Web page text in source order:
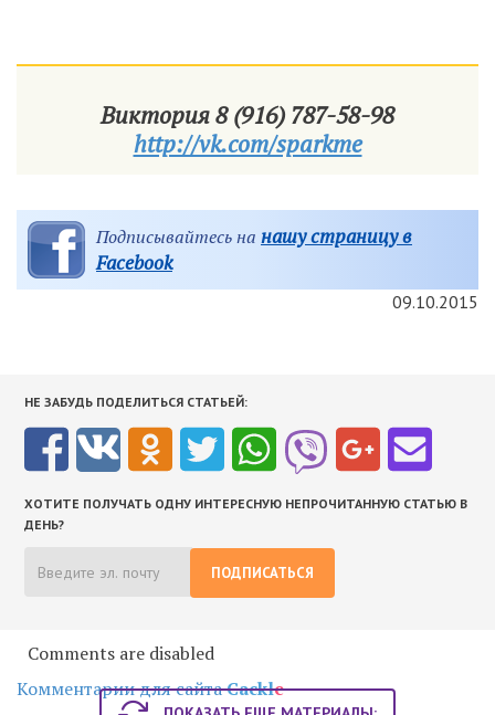
Виктория8 (916) 787-58-98
http://vk.com/sparkme
Подписывайтесь на нашу страницу в
Facebook
09.10.2015
НЕ ЗАБУДЬ ПОДЕЛИТЬСЯ СТАТЬЕЙ:
ХОТИТЕ ПОЛУЧАТЬ ОДНУ ИНТЕРЕСНУЮ НЕПРОЧИТАННУЮ СТАТЬЮ В
ДЕНЬ?
ПОДПИСАТЬСЯ
Comments are disabled
Комментарии для сайтаCackle